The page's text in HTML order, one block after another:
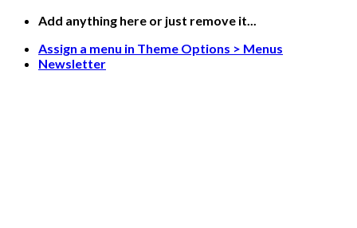
Skip
content
Add anything here or just remove it...
Assign a menu in Theme Options > Menus
Newsletter